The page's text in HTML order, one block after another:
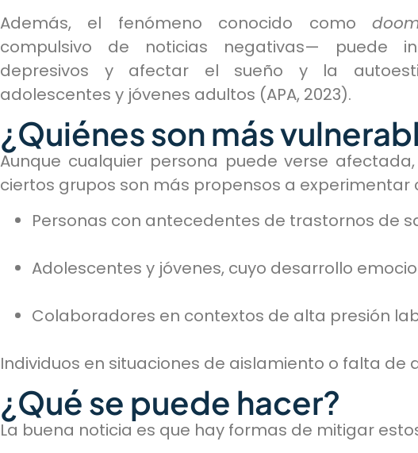
Además, el fenómeno conocido como
compulsivo de noticias negativas— puede
depresivos y afectar el sueño y la
adolescentes y jóvenes adultos (APA, 2023).
¿Quiénes son más
Aunque cualquier persona puede verse
ciertos grupos son más propensos a experimentar
Personas con antecedentes de trastornos de
Adolescentes y jóvenes, cuyo desarrollo
Colaboradores en contextos de alta presión
Individuos en situaciones de aislamiento o falta de
¿Qué se puede hacer?
La buena noticia es que hay formas de mitigar